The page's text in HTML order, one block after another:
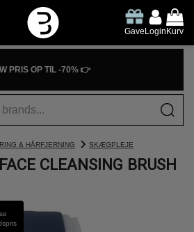
GaveLoginKurv
PRIS OP TIL -70% 👉
& HÅRFJERNING SKÆGPLEJE
CLEANSING BRUSH